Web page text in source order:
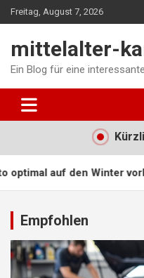
Skip
to
Freitag, August 7, 2026
mittelalter-
Ein Blog für eine
vorbereiten
Empfohlen